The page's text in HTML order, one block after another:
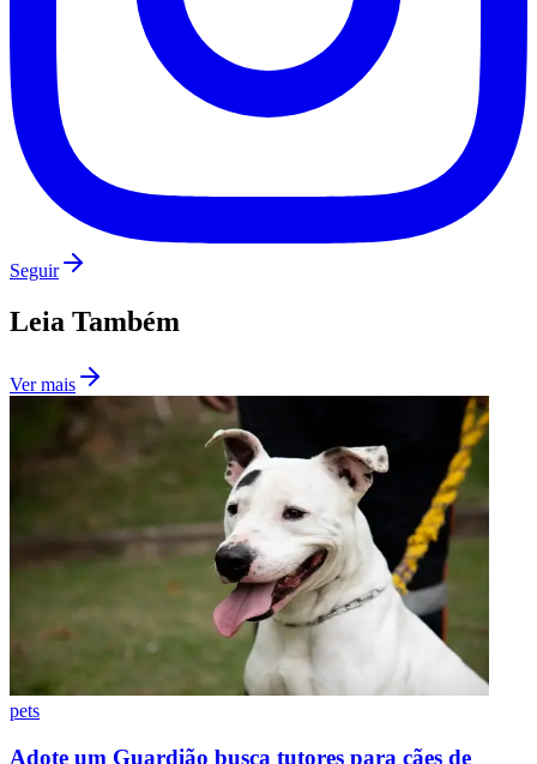
Santos
Flamengo
Seguir
Leia Também
Ver mais
pets
Adote um Guardião busca tutores para cães de